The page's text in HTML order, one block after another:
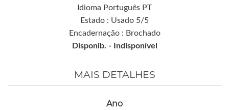
Idioma Português PT
Estado : Usado 5/5
Encadernação : Brochado
Disponib. -
Indisponível
MAIS DETALHES
Ano